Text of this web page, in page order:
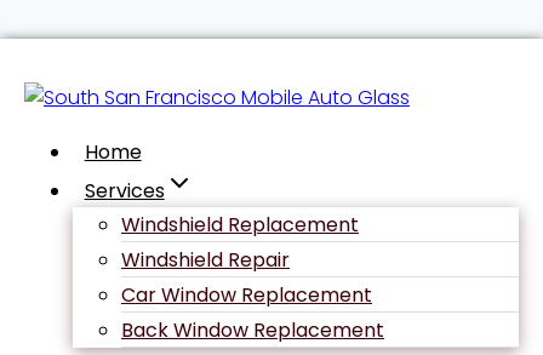
to
Home
Services
Windshield Replacement
Windshield Repair
Car Window Replacement
Back Window Replacement
Uncategorized
Etwa
Aufladen